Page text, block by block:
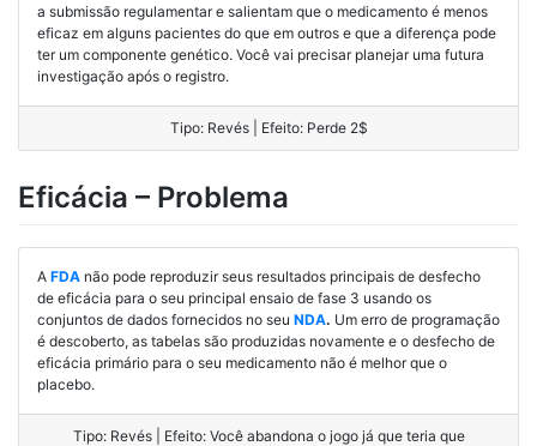
a submissão regulamentar e salientam que o medicamento é menos
eficaz em alguns pacientes do que em outros e que a diferença pode
ter um componente genético. Você vai precisar planejar uma futura
investigação após o registro.
Tipo: Revés | Efeito: Perde 2$
Eficácia – Problema
A FDA não pode reproduzir seus resultados principais de desfecho
de eficácia para o seu principal ensaio de fase 3 usando os
conjuntos de dados fornecidos no seu NDA. Um erro de programação
é descoberto, as tabelas são produzidas novamente e o desfecho de
eficácia primário para o seu medicamento não é melhor que o
placebo.
Tipo: Revés | Efeito: Você abandona o jogo já que teria que